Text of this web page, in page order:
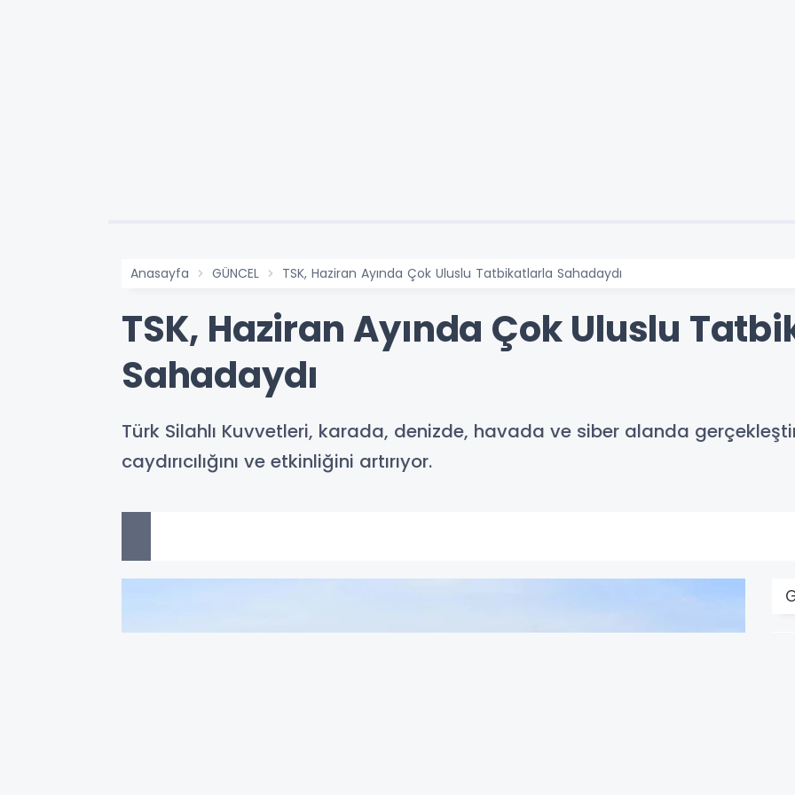
Anasayfa GÜNCEL TSK, Haziran Ayında Çok Uluslu Tatbikatlarla Sahadaydı
TSK, Haziran Ayında Çok Uluslu
Sahadaydı
Türk Silahlı Kuvvetleri, karada, denizde, havada ve siber alanda
caydırıcılığını ve etkinliğini artırıyor.